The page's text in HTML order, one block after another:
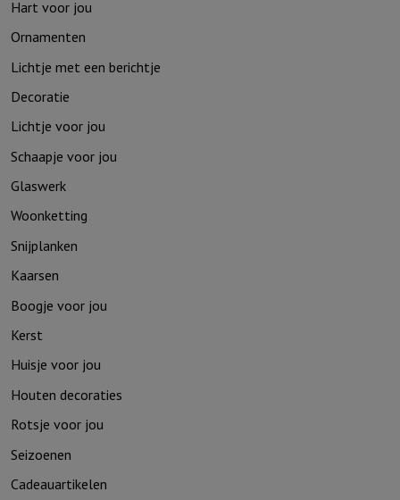
Hart voor jou
Ornamenten
Lichtje met een berichtje
Decoratie
Lichtje voor jou
Schaapje voor jou
Glaswerk
Woonketting
Snijplanken
Kaarsen
Boogje voor jou
Kerst
Huisje voor jou
Houten decoraties
Rotsje voor jou
Seizoenen
Cadeauartikelen